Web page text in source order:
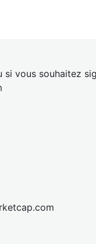
si vous souhaitez